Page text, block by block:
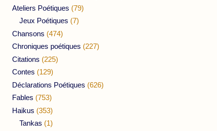
Ateliers Poétiques (79)
Jeux Poétiques (7)
Chansons (474)
Chroniques poétiques (227)
Citations (225)
Contes (129)
Déclarations Poétiques (626)
Fables (753)
Haikus (353)
Tankas (1)